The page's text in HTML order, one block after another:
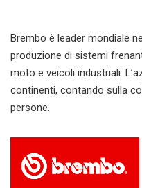
Brembo è leader mondiale
produzione di sistemi
moto e veicoli industriali.
continenti, contando sulla
persone.